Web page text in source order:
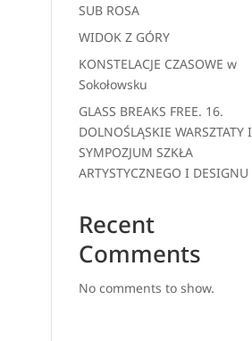
SUB ROSA
WIDOK Z GÓRY
KONSTELACJE CZASOWE w
Sokołowsku
GLASS BREAKS FREE. 16.
DOLNOŚLĄSKIE WARSZTATY I
SYMPOZJUM SZKŁA
ARTYSTYCZNEGO I DESIGNU
Recent
Comments
No comments to show.